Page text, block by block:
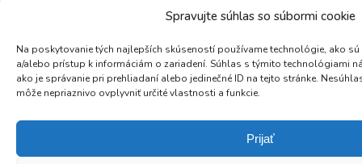
Spravujte súhlas so súbormi cookie
Na poskytovanie tých najlepších skúseností používame technológie, ako
a/alebo prístup k informáciám o zariadení. Súhlas s týmito technológiami
ako je správanie pri prehliadaní alebo jedinečné ID na tejto stránke.
môže nepriaznivo ovplyvniť určité vlastnosti a funkcie.
Prijať